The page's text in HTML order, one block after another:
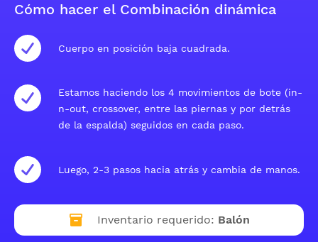
Cómo hacer el Combinación dinámica
Cuerpo en posición baja cuadrada.
Estamos haciendo los 4 movimientos de bote (in-
n-out, crossover, entre las piernas y por detrás
de la espalda) seguidos en cada paso.
Luego, 2-3 pasos hacia atrás y cambia de manos.
Inventario requerido: Balón